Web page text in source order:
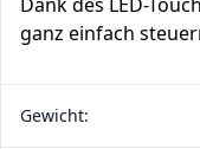
ganz einfach
Gewicht: